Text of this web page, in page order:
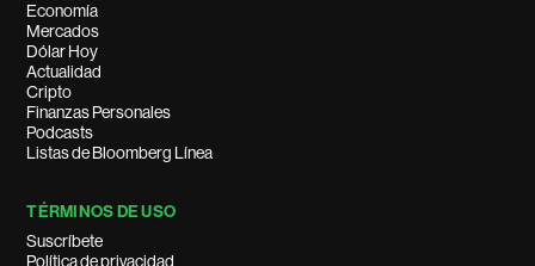
Economía
Mercados
Dólar Hoy
Actualidad
Cripto
Finanzas Personales
Podcasts
Listas de Bloomberg Línea
TÉRMINOS DE USO
Suscríbete
Política de privacidad